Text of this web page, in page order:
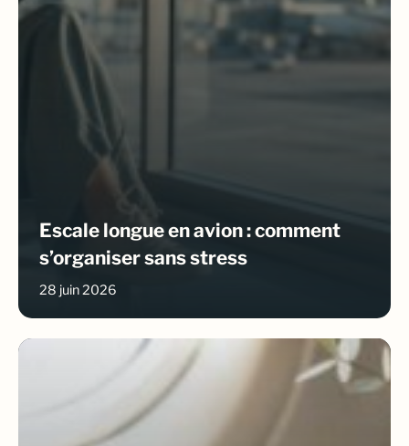
Escale longue en avion : comment
s’organiser sans stress
28 juin 2026